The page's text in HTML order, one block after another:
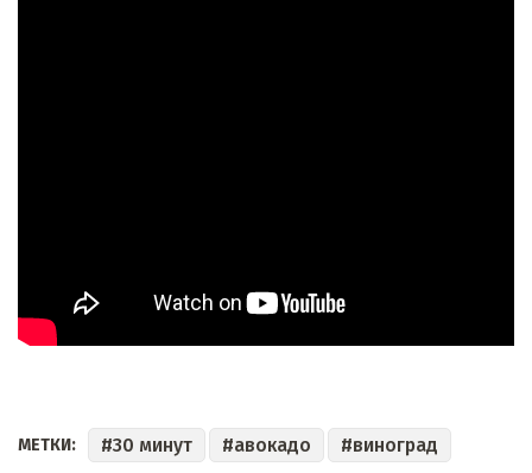
МЕТКИ: 30 минут авокадо виноград